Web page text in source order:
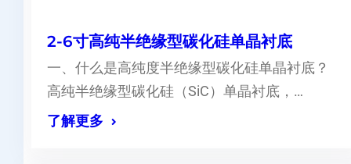
2-6寸高纯半绝缘型碳化硅单晶衬底
一、什么是高纯度半绝缘型碳化硅单晶衬底？
高纯半绝缘型碳化硅（SiC）单晶衬底，…
了解更多